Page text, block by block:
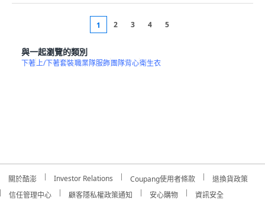
1 2 3 4 5
與一起瀏覽的類別
下著上/下著套裝職業隊服飾團隊背心衛生衣
關於酷澎 Investor Relations Coupang使用者條款
退換貨政策
信任管理中心
顧客隱私權政策通知 安心購物 資訊安全